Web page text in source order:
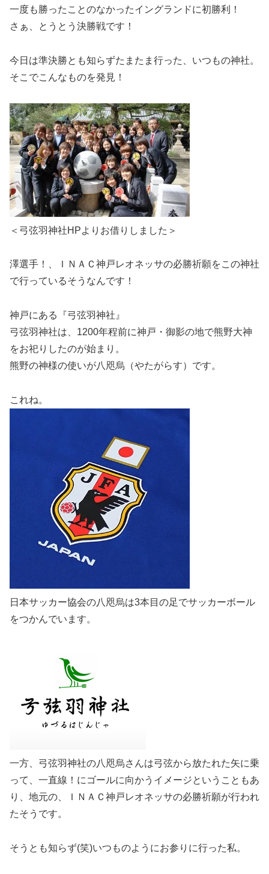
一度も勝ったことのなかったイングランドに初勝利！
さぁ、とうとう決勝戦です！
今日は準決勝とも知らずたまたま行った、いつもの神社。
そこでこんなものを発見！
＜弓弦羽神社HPよりお借りしました＞
澤選手！、ＩＮＡＣ神戸レオネッサの必勝祈願をこの神社
で行っているそうなんです！
神戸にある
『弓弦羽神社』
弓弦羽神社は、1200年程前に神戸・御影の地で熊野大神
をお祀りしたのが始まり。
熊野の神様の使いが八咫烏（やたがらす）です。
これね。
日本サッカー協会の八咫烏は3本目の足でサッカーボール
をつかんでいます。
一方、弓弦羽神社の八咫烏さんは弓弦から放たれた矢に乗
って、一直線！にゴールに向かうイメージということもあ
り、地元の、ＩＮＡＣ神戸レオネッサの必勝祈願が行われ
たそうです。
そうとも知らず(笑)いつものようにお参りに行った私。